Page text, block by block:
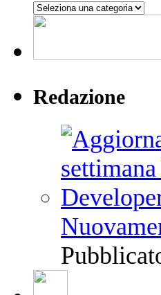
Argomenti
Redazione